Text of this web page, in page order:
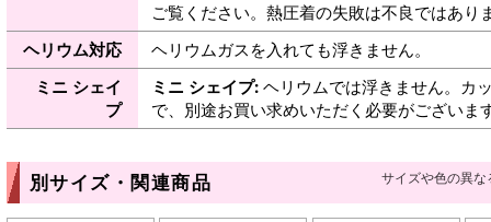
ご覧ください。熱圧着の失敗は不良ではあり
ヘリウム対応
ヘリウムガスを入れても浮きません。
ミニ シェイ
プ
ミニ シェイプ:ヘリウムでは浮きません。カ
で、別途お買い求めいただく必要がございま
別サイズ・関連商品 サイズや色の異